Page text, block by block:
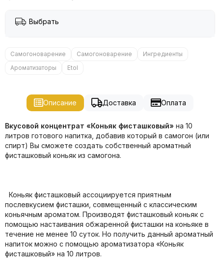
Выбрать
Самогоноварение Самогоноварение
Ингредиенты
Ароматизаторы
Etol
Описание Доставка Оплата
Вкусовой концентрат «Коньяк фисташковый» на 10
литров готового напитка, добавив который в самогон (или
спирт) Вы сможете создать собственный ароматный
фисташковый коньяк из самогона.
Коньяк фисташковый ассоциируется приятным
послевкусием фисташки, совмещенный с классическим
коньячным ароматом. Производят фисташковый коньяк с
помощью настаивания обжаренной фисташки на коньяке в
течение не менее 10 суток. Но получить данный ароматный
напиток можно с помощью ароматизатора «Коньяк
фисташковый» на 10 литров.